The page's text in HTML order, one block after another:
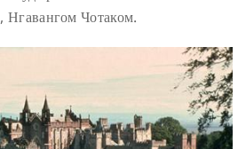
, Нгавангом Чотаком.